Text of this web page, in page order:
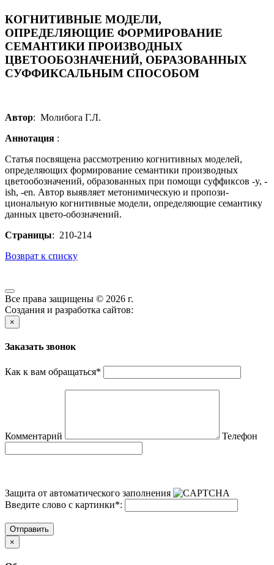
КОГНИТИВНЫЕ МОДЕЛИ,
ОПРЕДЕЛЯЮЩИЕ ФОРМИРОВАНИЕ
СЕМАНТИКИ ПРОИЗВОДНЫХ
ЦВЕТООБОЗНАЧЕНИЙ, ОБРАЗОВАННЫХ
СУФФИКСАЛЬНЫМ СПОСОБОМ
Автор: Молибога Г.Л.
Аннотация :
Статья посвящена рассмотрению когнитивных моделей,
определяющих формирование семантики производных
цветообозначений, образованных при помощи суффиксов -y, -
ish, -en. Автор выявляет метонимическую и пропози-
циональную когнитивные модели, определяющие семантику
данных цвето-обозначений.
Страницы: 210-214
Возврат к списку
Все права защищены © 2026 г.
Создания и разработка сайтов:
×
Заказать звонок
Как к вам обращаться*
Комментарий Телефон
Защита от автоматического заполнения
Введите слово с картинки*:
Отправить
×